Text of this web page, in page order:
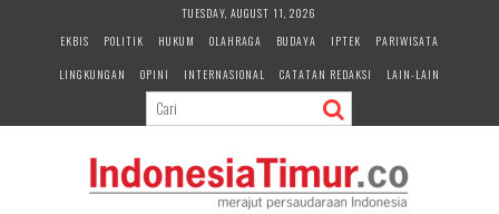
TUESDAY, AUGUST 11, 2026
EKBIS
POLITIK HUKUM OLAHRAGA BUDAYA IPTEK
PARIWISATA
LINGKUNGAN
OPINI INTERNASIONAL CATATAN REDAKSI LAIN-LAIN